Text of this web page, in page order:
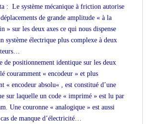
: Le système mécanique à friction autorise
de grande amplitude « à la
» sur les deux axes ce qui nous dispense
système électrique plus complexe à deux
de positionnement identique sur les deux
couramment « encodeur » et plus
« encodeur absolu« , est constitué d’une
sur laquelle un code « imprimé » est lu par
Une couronne « analogique » est aussi
de manque d’électricité…